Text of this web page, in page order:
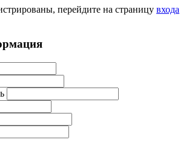
перейдите на страницу входа